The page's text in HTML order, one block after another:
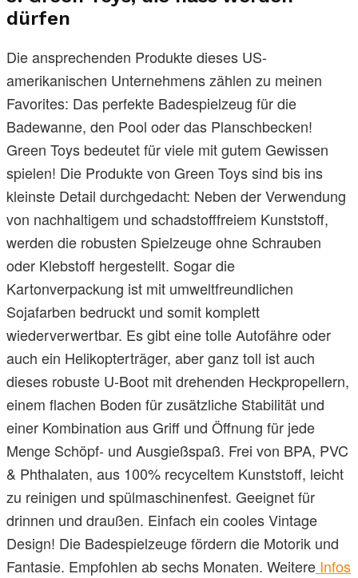
dürfen
Die ansprechenden Produkte dieses US-
amerikanischen Unternehmens zählen zu meinen
Favorites: Das perfekte Badespielzeug für die
Badewanne, den Pool oder das Planschbecken!
Green Toys bedeutet für viele mit gutem Gewissen
spielen! Die Produkte von Green Toys sind bis ins
kleinste Detail durchgedacht: Neben der Verwendung
von nachhaltigem und schadstofffreiem Kunststoff,
werden die robusten Spielzeuge ohne Schrauben
oder Klebstoff hergestellt. Sogar die
Kartonverpackung ist mit umweltfreundlichen
Sojafarben bedruckt und somit komplett
wiederverwertbar. Es gibt eine tolle Autofähre oder
auch ein Helikopterträger, aber ganz toll ist auch
dieses robuste U-Boot mit drehenden Heckpropellern,
einem flachen Boden für zusätzliche Stabilität und
einer Kombination aus Griff und Öffnung für jede
Menge Schöpf- und Ausgießspaß. Frei von BPA, PVC
& Phthalaten, aus 100% recyceltem Kunststoff, leicht
zu reinigen und spülmaschinenfest. Geeignet für
drinnen und draußen. Einfach ein cooles Vintage
Design! Die Badespielzeuge fördern die Motorik und
Fantasie. Empfohlen ab sechs Monaten. Weitere Infos